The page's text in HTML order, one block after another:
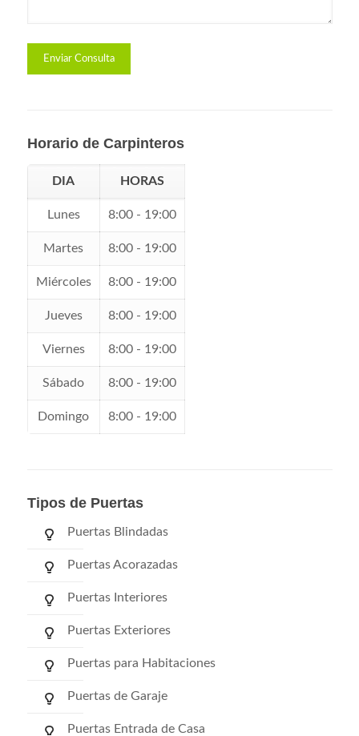
Horario de Carpinteros
DIA HORAS
Lunes 8:00 - 19:00
Martes 8:00 - 19:00
Miércoles 8:00 - 19:00
Jueves 8:00 - 19:00
Viernes 8:00 - 19:00
Sábado 8:00 - 19:00
Domingo 8:00 - 19:00
Tipos de Puertas
Puertas Blindadas
Puertas Acorazadas
Puertas Interiores
Puertas Exteriores
Puertas para Habitaciones
Puertas de Garaje
Puertas Entrada de Casa